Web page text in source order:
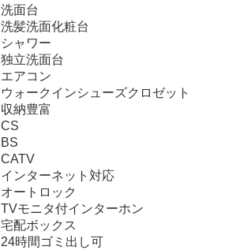
洗面台
洗髪洗面化粧台
シャワー
独立洗面台
エアコン
ウォークインシューズクロゼット
収納豊富
CS
BS
CATV
インターネット対応
オートロック
TVモニタ付インターホン
宅配ボックス
24時間ゴミ出し可